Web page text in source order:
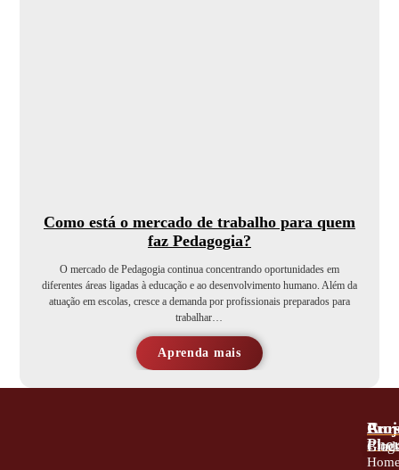
Como está o mercado de trabalho para quem
faz Pedagogia?
O mercado de Pedagogia continua concentrando oportunidades em
diferentes áreas ligadas à educação e ao desenvolvimento humano. Além da
atuação em escolas, cresce a demanda por profissionais preparados para
trabalhar…
Aprenda mais
A